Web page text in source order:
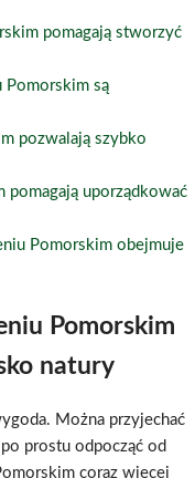
pomagają stworzyć
Pomorskim są
pozwalają szybko
uporządkować
Pomorskim obejmuje
Pomorskim
natury
Można przyjechać
prostu odpocząć od
coraz więcej